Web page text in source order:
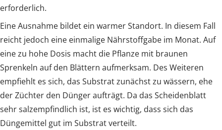
erforderlich.
Eine Ausnahme bildet ein warmer Standort. In diesem Fall
reicht jedoch eine einmalige Nährstoffgabe im Monat. Auf
eine zu hohe Dosis macht die Pflanze mit braunen
Sprenkeln auf den Blättern aufmerksam. Des Weiteren
empfiehlt es sich, das Substrat zunächst zu wässern, ehe
der Züchter den Dünger aufträgt. Da das Scheidenblatt
sehr salzempfindlich ist, ist es wichtig, dass sich das
Düngemittel gut im Substrat verteilt.